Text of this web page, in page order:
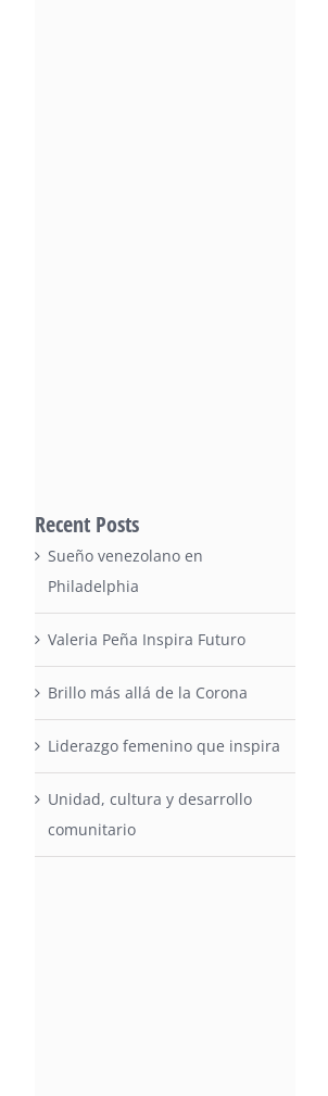
Recent Posts
Sueño venezolano en
Philadelphia
Valeria Peña Inspira Futuro
Brillo más allá de la Corona
Liderazgo femenino que inspira
Unidad, cultura y desarrollo
comunitario